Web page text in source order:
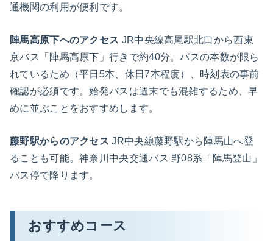
通機関の利用が便利です。
陣馬高原下へのアクセス JR中央線高尾駅北口から西東
京バス「陣馬高原下」行きで約40分。バスの本数が限ら
れているため（平日5本、休日7本程度）、時刻表の事前
確認が必須です。始発バスは週末でも混雑するため、早
めに並ぶことをおすすめします。
藤野駅からのアクセス JR中央線藤野駅から陣馬山へ登
ることも可能。神奈川中央交通バス 野08系「陣馬登山」
バス停で降ります。
おすすめコース